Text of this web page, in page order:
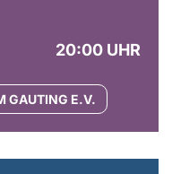
20:00 UHR
GAUTING E.V.